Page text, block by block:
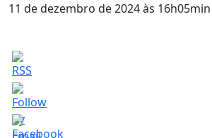
11 de dezembro de 2024 às 16h05min